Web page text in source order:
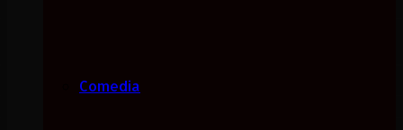
Comedia